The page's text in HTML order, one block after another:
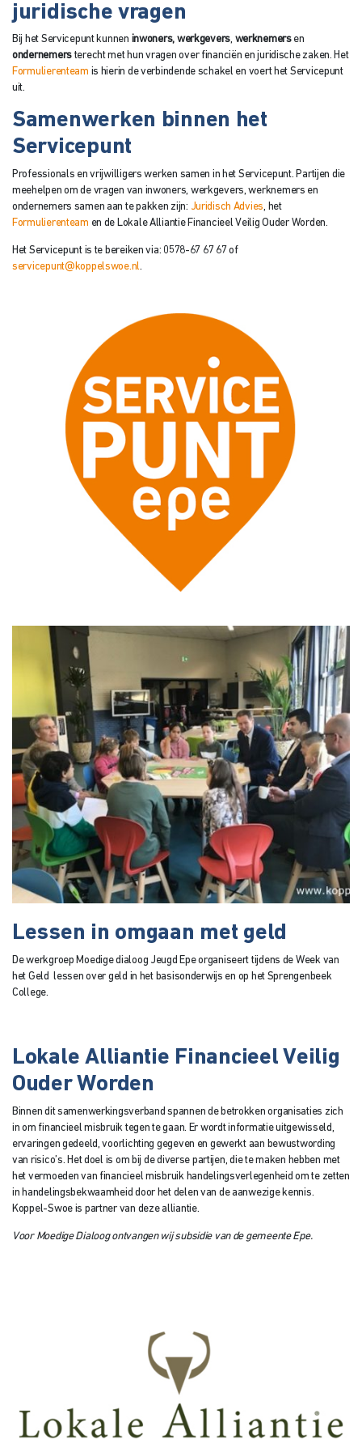
juridische vragen
Bij het Servicepunt kunnen inwoners, werkgevers, werknemersen
ondernemersterecht met hun vragen over financiën en juridische zaken. Het
Formulierenteam is hierin de verbindende schakel en voert het Servicepunt
uit.
Samenwerken binnen het
Servicepunt
Professionals en vrijwilligers werken samen in het Servicepunt. Partijen die
meehelpen om de vragen van inwoners, werkgevers, werknemers en
ondernemers samen aan te pakken zijn: Juridisch Advies, het
Formulierenteam en de Lokale Alliantie Financieel Veilig Ouder Worden.
Het Servicepunt is te bereiken via: 0578-67 67 67 of
servicepunt@koppelswoe.nl.
Lessen in omgaan met geld
De werkgroep Moedige dialoog Jeugd Epe organiseert tijdens de Week van
het Geld lessen over geld in het basisonderwijs en op het Sprengenbeek
College.
Lokale Alliantie Financieel Veilig
Ouder Worden
Binnen dit samenwerkingsverband spannen de betrokken organisaties zich
in om financieel misbruik tegen te gaan. Er wordt informatie uitgewisseld,
ervaringen gedeeld, voorlichting gegeven en gewerkt aan bewustwording
van risico’s. Het doel is om bij de diverse partijen, die te maken hebben met
het vermoeden van financieel misbruik handelingsverlegenheid om te zetten
in handelingsbekwaamheid door het delen van de aanwezige kennis.
Koppel-Swoe is partner van deze alliantie.
Voor Moedige Dialoog ontvangen wij subsidie van de gemeente Epe.